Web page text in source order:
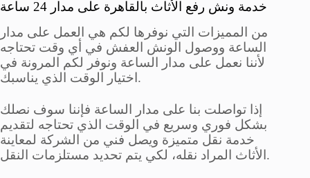
خدمة ونش رفع الأثاث بالقاهرة على مدار 24 ساعة
من المميزات التي نوفرها لكم هي العمل على مدار
الساعة ووصول الونش العفش في أي وقت تحتاجه
لأننا نعمل على مدار الساعة ونوفر لكم المرونة في
اختيار الوقت الذي يناسبك.
إذا تواصلت بنا على مدار الساعة فإننا سوف نصلك
بشكل فوري وسريع في الوقت الذي تحتاجه لتقديم
خدمة نقل متميزة ويصل فني من الشركة لمعاينة
الأثاث المراد نقله، لكي يتم تحديد مستلزمات النقل.